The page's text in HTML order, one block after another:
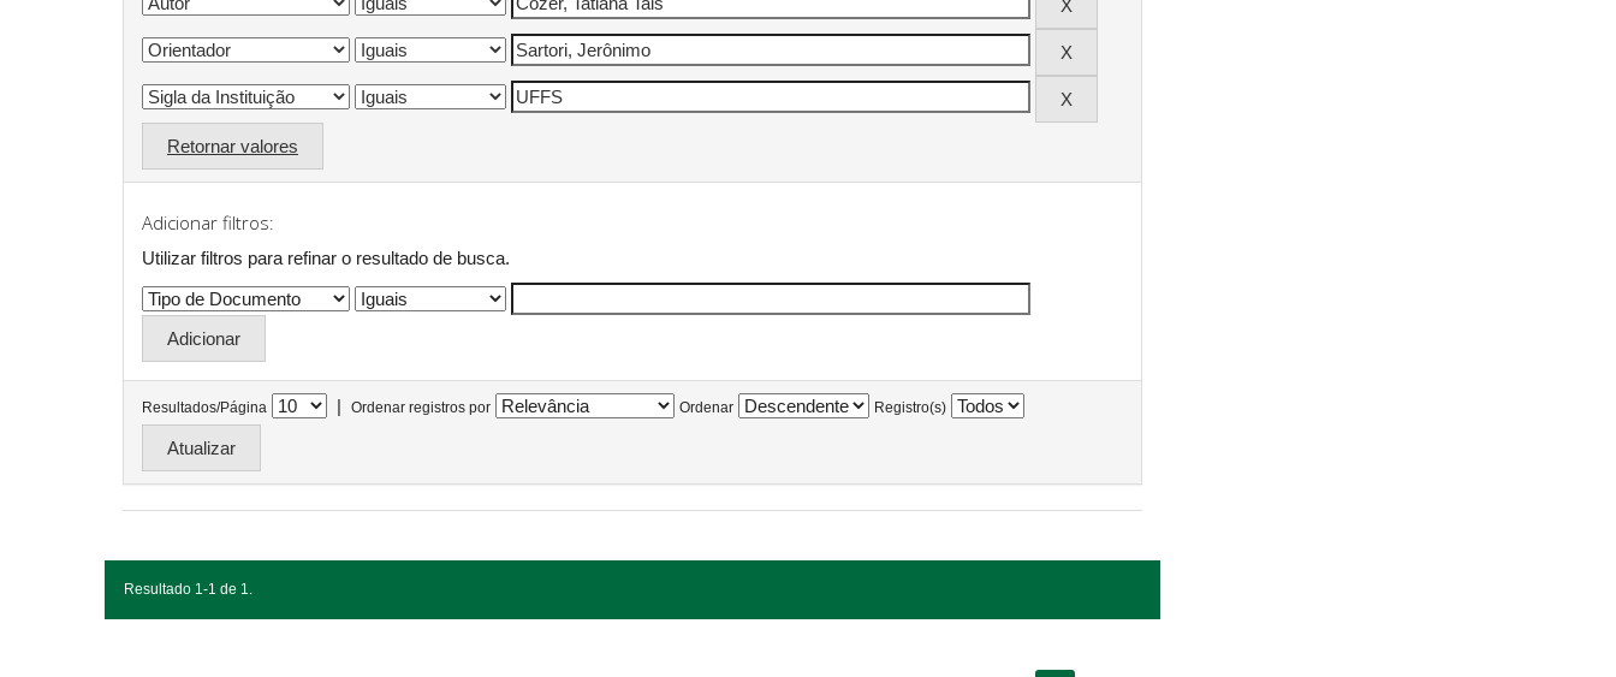
Retornar valores
Adicionar filtros:
Utilizar filtros para refinar o resultado de busca.
Resultados/Página | Ordenar registros por Ordenar Registro(s)
Resultado 1-1 de 1.